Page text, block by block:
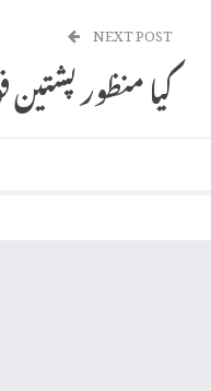
NEXT POST
کیا منظور